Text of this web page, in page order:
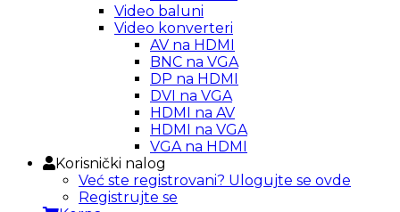
Video baluni
Video konverteri
AV na HDMI
BNC na VGA
DP na HDMI
DVI na VGA
HDMI na AV
HDMI na VGA
VGA na HDMI
Korisnički nalog
Već ste registrovani? Ulogujte se ovde
Registrujte se